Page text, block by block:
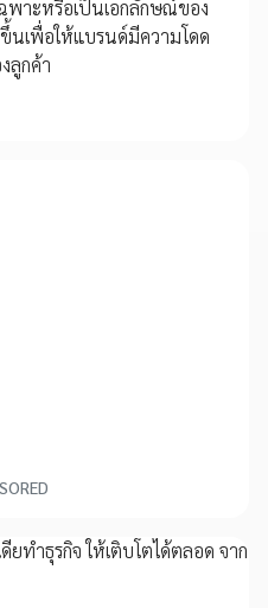
าะหรือเป็นเอกลักษณ์ของ
นเพื่อให้แบรนด์มีความโดด
ลูกค้า